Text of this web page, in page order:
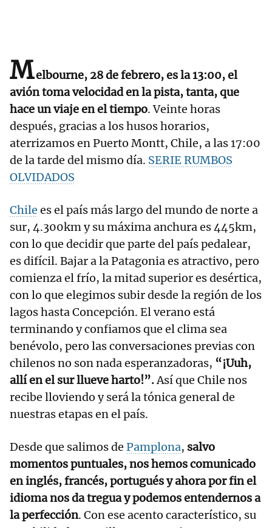
Melbourne, 28 de febrero, es la 13:00, el
avión toma velocidad en la pista, tanta, que
hace un viaje en el tiempo. Veinte horas
después, gracias a los husos horarios,
aterrizamos en Puerto Montt, Chile, a las 17:00
de la tarde del mismo día. SERIE RUMBOS
OLVIDADOS
Chile es el país más largo del mundo de norte a
sur, 4.300km y su máxima anchura es 445km,
con lo que decidir que parte del país pedalear,
es difícil. Bajar a la Patagonia es atractivo, pero
comienza el frío, la mitad superior es desértica,
con lo que elegimos subir desde la región de los
lagos hasta Concepción. El verano está
terminando y confiamos que el clima sea
benévolo, pero las conversaciones previas con
chilenos no son nada esperanzadoras, “¡Uuh,
allí en el sur llueve harto!”.Así que Chile nos
recibe lloviendo y será la tónica general de
nuestras etapas en el país.
Desde que salimos de Pamplona, salvo
momentos puntuales, nos hemos comunicado
en inglés, francés, portugués y ahora por fin el
idioma nos da tregua y podemos entendernos a
la perfección. Con ese acento característico, su